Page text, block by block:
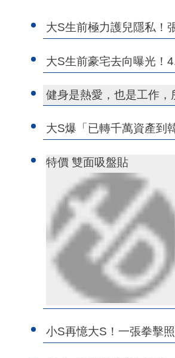
大S生前極力護兒隱私
大S生前豪宅去向曝光！
健身是熱愛，也是工作，
大S爆「已轉千萬資產
特價 雙面吸盤貼
小S再憶大S！一張拳擊